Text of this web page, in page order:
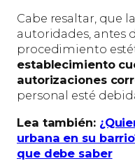
Cabe resaltar, que
autoridades, antes
procedimiento
establecimiento
autorizaciones
personal esté
Lea también:
urbana en su
que debe saber